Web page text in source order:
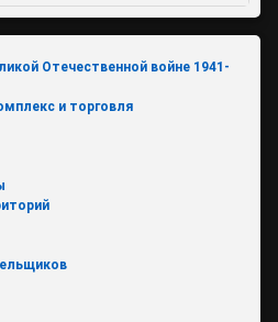
Отечественной войне 1941-
и торговля